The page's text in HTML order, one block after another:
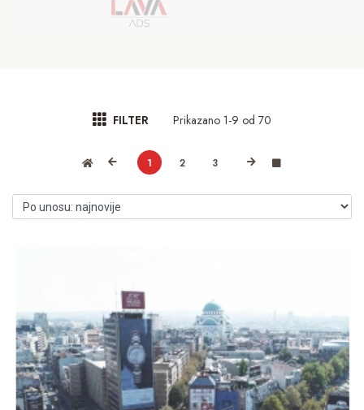
FILTER Prikazano 1-9 od 70
1 2 3